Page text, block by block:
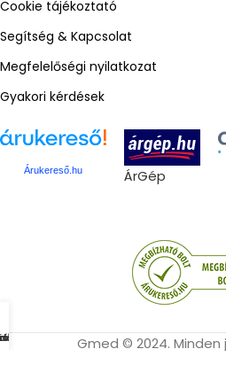
Cookie tájékoztató
Segítség & Kapcsolat
Megfelelőségi nyilatkozat
Gyakori kérdések
Árukereső.hu ÁrGép
Gmed © 2024.